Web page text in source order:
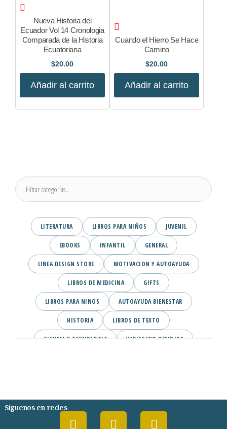
Nueva Historia del
Ecuador Vol 14 Cronologia
Comparada de la Historia
Ecuatoriana
$20.00
Añadir al carrito
Cuando el Hierro Se Hace
Camino
$20.00
Añadir al carrito
LITERATURA LIBROS PARA NIÑOS JUVENIL
EBOOKS INFANTIL GENERAL
L!NEA DESIGN STORE MOTIVACION Y AUTOAYUDA
LIBROS DE MEDICINA GIFTS
LIBROS PARA NINOS AUTOAYUDA BIENESTAR
HISTORIA LIBROS DE TEXTO
CIENCIA Y TECNOLOGIA VARIAS/NO DEFINIDA
Síguenos en redes